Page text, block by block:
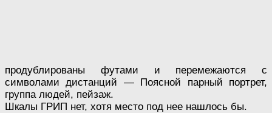
продублированы футами и перемежаются с
символами дистанций — Поясной парный портрет,
группа людей, пейзаж.
Шкалы ГРИП нет, хотя место под нее нашлось бы.